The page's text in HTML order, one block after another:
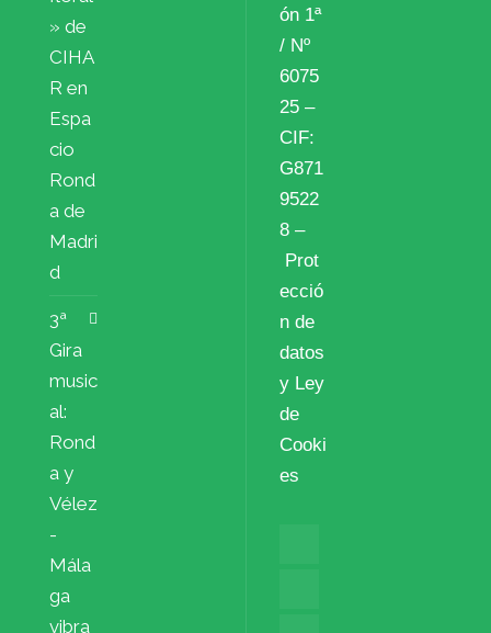
» de
CIHA
R en
Espa
cio
Rond
a de
Madri
d
3ª
Gira
music
al:
Rond
a y
Vélez
-
Mála
ga
vibra
ón 1ª
/ Nº
6075
25 –
CIF:
G871
9522
8 –
Prot
ecció
n de
datos
y Ley
de
Cooki
es